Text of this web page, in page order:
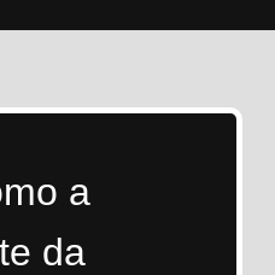
a
da